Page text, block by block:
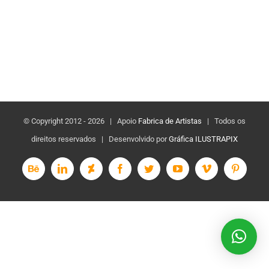
© Copyright 2012 - 2026 | Apoio Fabrica de Artistas | Todos os
direitos reservados | Desenvolvido porGráfica ILUSTRAPIX
BehanceLinkedInDeviantartFacebookTwitterYouTubeVimeo Pinterest